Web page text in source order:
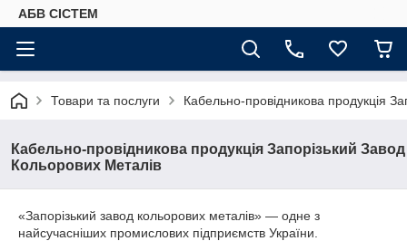
АБВ СІСТЕМ
Товари та послуги Кабельно-провідникова продукція
Кабельно-провідникова продукція Запорізький Завод
Кольорових Металів
«Запорізький завод кольорових металів» — одне з
найсучасніших промислових підприємств України.